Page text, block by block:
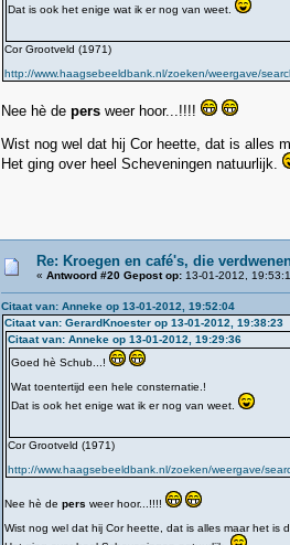
Dat is ook het enige wat ik er nog van weet.
Cor Grootveld (1971)
http://www.haagsebeeldbank.nl/zoeken/weergave/
Nee hè de pers weer hoor...!!!!
Wist nog wel dat hij Cor heette, dat is alles
Het ging over heel Scheveningen natuurlijk.
Re: Kroegen en café's, die
« Antwoord #20 Gepost op:13-01-2012,
Citaat van: Anneke op 13-01-2012, 19:52:04
Citaat van: GerardKnoester op 13-01-2012, 19:38:23
Citaat van: Anneke op 13-01-2012, 19:29:36
Goed hè Schub...!
Wat toentertijd een hele consternatie.!
Dat is ook het enige wat ik er nog van weet.
Cor Grootveld (1971)
http://www.haagsebeeldbank.nl/zoeken/weergave/
Nee hè de pers weer hoor...!!!!
Wist nog wel dat hij Cor heette, dat is alles maar het is